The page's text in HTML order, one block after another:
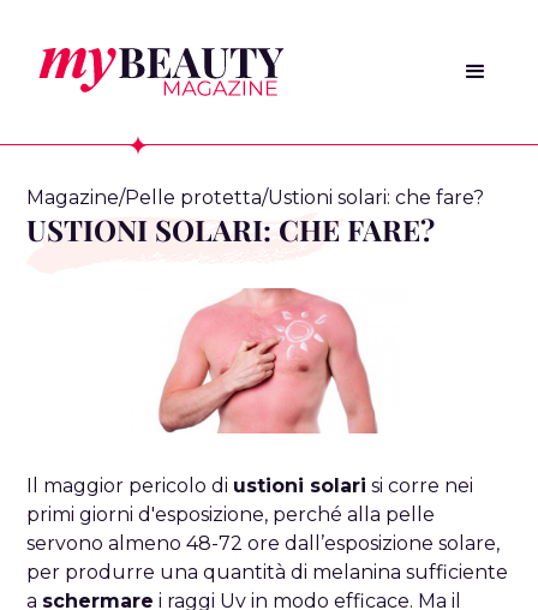
Magazine/Pelle protetta/Ustioni solari: che fare?
USTIONI SOLARI: CHE FARE?
Il maggior pericolo di ustioni solari si corre nei
primi giorni d'esposizione, perché alla pelle
servono almeno 48-72 ore dall’esposizione solare,
per produrre una quantità di melanina sufficiente
a schermare i raggi Uv in modo efficace. Ma il